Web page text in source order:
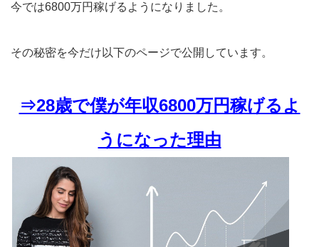
今では6800万円稼げるようになりました。
その秘密を今だけ以下のページで公開しています。
⇒28歳で僕が年収6800万円稼げるよ
うになった理由